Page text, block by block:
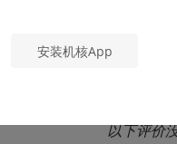
导语：
以下评价
安装机核App